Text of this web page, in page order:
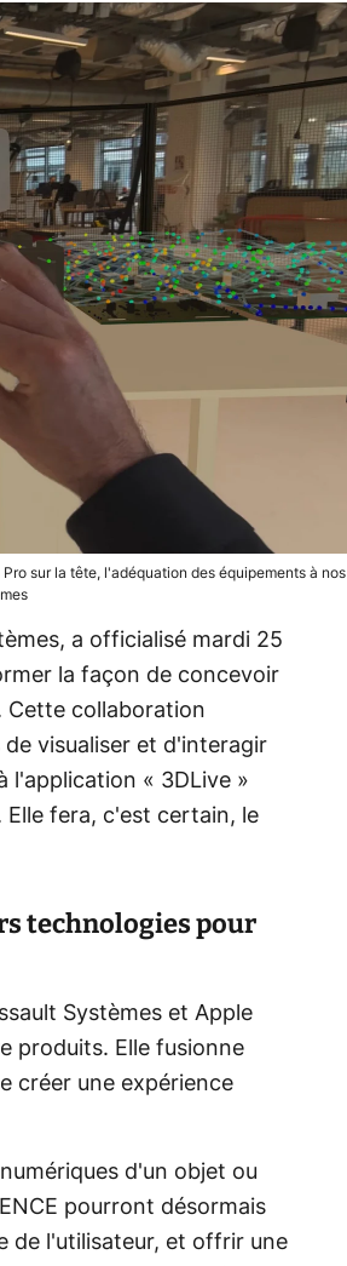
sur la tête, l'adéquation des équipements à nos
a officialisé mardi 25
la façon de concevoir
Cette collaboration
visualiser et d'interagir
l'application « 3DLive »
fera, c'est certain, le
technologies pour
Systèmes et Apple
produits. Elle fusionne
créer une expérience
d'un objet ou
pourront désormais
de l'utilisateur, et offrir une